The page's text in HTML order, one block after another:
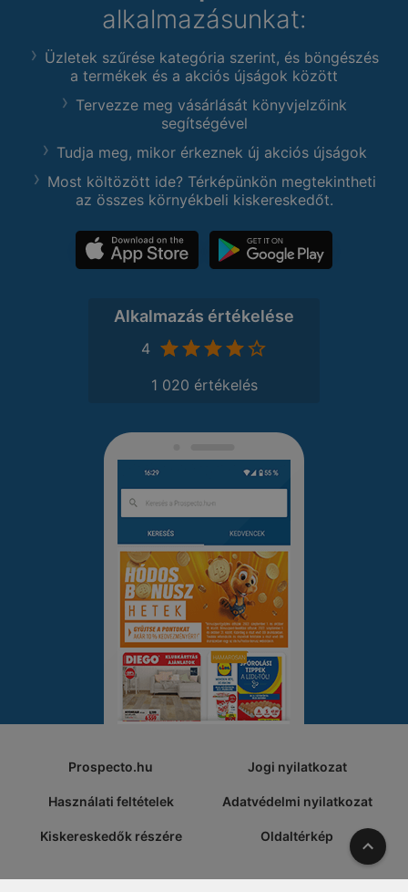
alkalmazásunkat:
Üzletek szűrése kategória szerint, és böngészés
a termékek és a akciós újságok között
Tervezze meg vásárlását könyvjelzőink
segítségével
Tudja meg, mikor érkeznek új akciós újságok
Most költözött ide? Térképünkön megtekintheti
az összes környékbeli kiskereskedőt.
Alkalmazás értékelése
4
1 020 értékelés
Prospecto.hu Jogi nyilatkozat
Használati feltételek Adatvédelmi nyilatkozat
Kiskereskedők részére Oldaltérkép A